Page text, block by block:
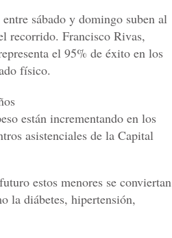
sábado y domingo suben al
recorrido. Francisco Rivas,
el 95% de éxito en los
físico.
están incrementando en los
asistenciales de la Capital
estos menores se conviertan
la diábetes, hipertensión,